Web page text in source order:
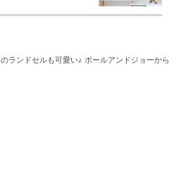
ランドセルも可愛い♪ ポールアンドジョーか